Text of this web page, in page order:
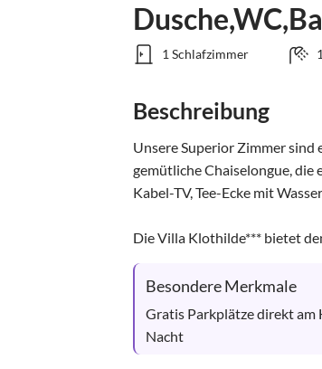
1 Schlafzimmer
Beschreibung
Unsere Superior Zimmer sind
gemütliche Chaiselongue, die
Kabel-TV, Tee-Ecke mit
Die Villa Klothilde*** bietet
Besondere Merkmale
Gratis Parkplätze direkt am
Nacht